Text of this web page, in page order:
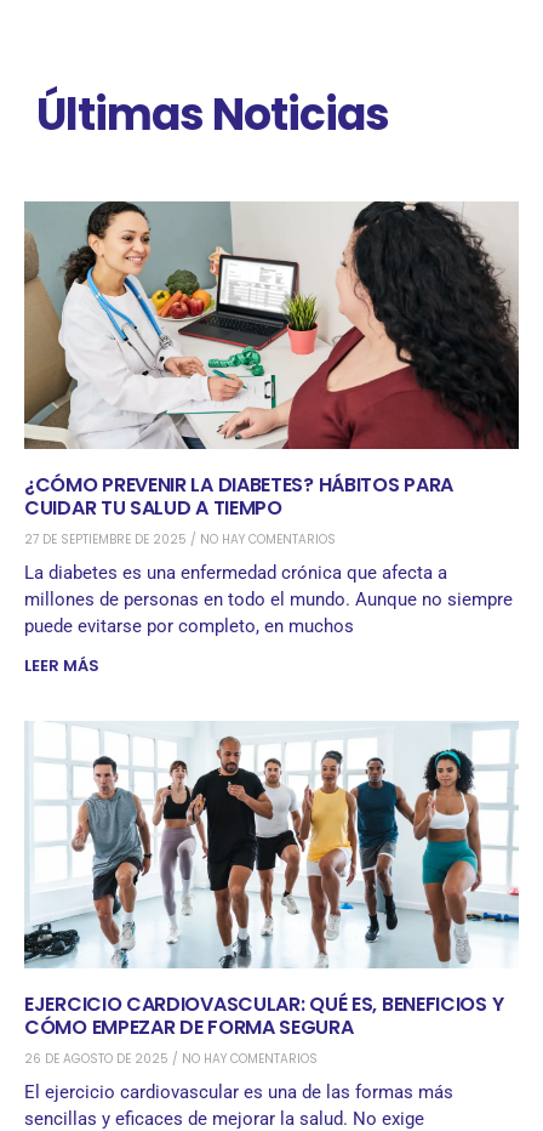
Últimas Noticias
¿CÓMO PREVENIR LA DIABETES? HÁBITOS PARA
CUIDAR TU SALUD A TIEMPO
27 DE SEPTIEMBRE DE 2025 NO HAY COMENTARIOS
La diabetes es una enfermedad crónica que afecta a
millones de personas en todo el mundo. Aunque no siempre
puede evitarse por completo, en muchos
LEER MÁS
EJERCICIO CARDIOVASCULAR: QUÉ ES, BENEFICIOS Y
CÓMO EMPEZAR DE FORMA SEGURA
26 DE AGOSTO DE 2025 NO HAY COMENTARIOS
El ejercicio cardiovascular es una de las formas más
sencillas y eficaces de mejorar la salud. No exige